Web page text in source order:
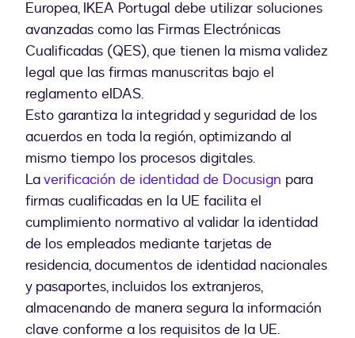
Europea, IKEA Portugal debe utilizar soluciones
avanzadas como las Firmas Electrónicas
Cualificadas (QES), que tienen la misma validez
legal que las firmas manuscritas bajo el
reglamento eIDAS.
Esto garantiza la integridad y seguridad de los
acuerdos en toda la región, optimizando al
mismo tiempo los procesos digitales.
Laverificación de identidad de Docusign para
firmas cualificadas en la UE facilita el
cumplimiento normativo al validar la identidad
de los empleados mediante tarjetas de
residencia, documentos de identidad nacionales
y pasaportes, incluidos los extranjeros,
almacenando de manera segura la información
clave conforme a los requisitos de la UE.